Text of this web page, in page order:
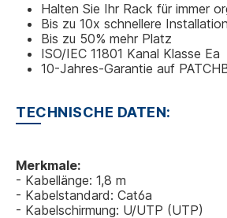
Halten Sie Ihr Rack für immer
Bis zu 10x schnellere
Bis zu 50% mehr Platz
ISO/IEC 11801 Kanal Klasse Ea
10-Jahres-Garantie auf
TECHNISCHE DATEN:
Merkmale:
- Kabellänge: 1,8 m
- Kabelstandard: Cat6a
- Kabelschirmung: U/UTP (UTP)